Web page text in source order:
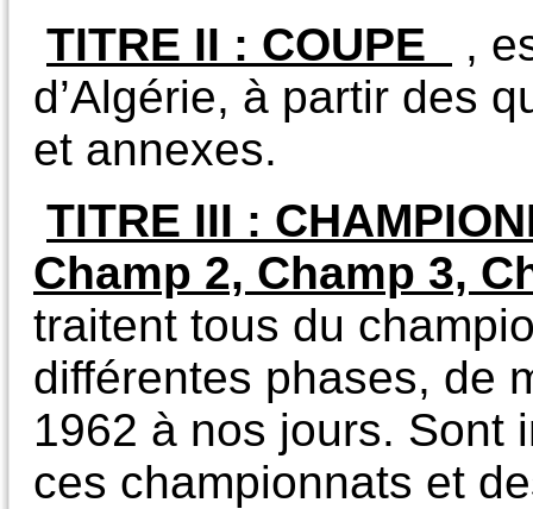
TITRE II : COUPE
,
d’Algérie, à partir des
et annexes.
TITRE III :
Champ 2, Champ 3,
traitent tous du
différentes phases, de
1962 à nos jours. Sont
ces championnats et